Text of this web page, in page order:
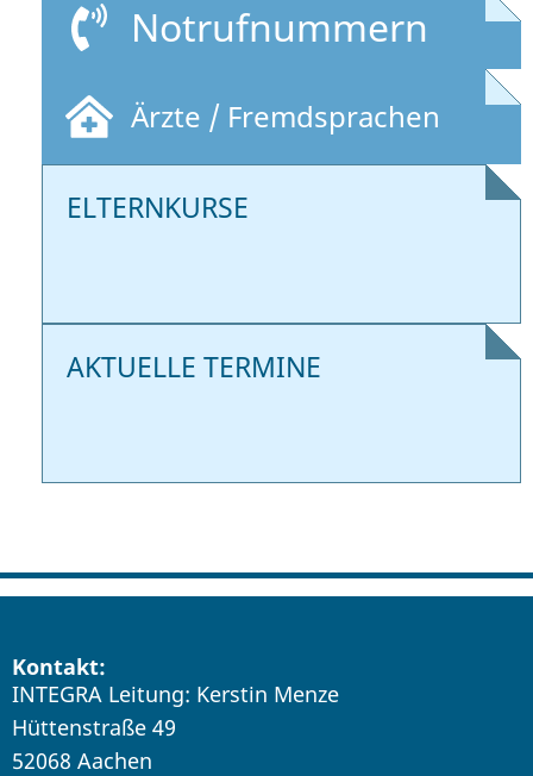
Notrufnummern
Ärzte / Fremdsprachen
ELTERNKURSE
AKTUELLE TERMINE
Kontakt:
INTEGRA Leitung: Kerstin Menze
Hüttenstraße 49
52068 Aachen